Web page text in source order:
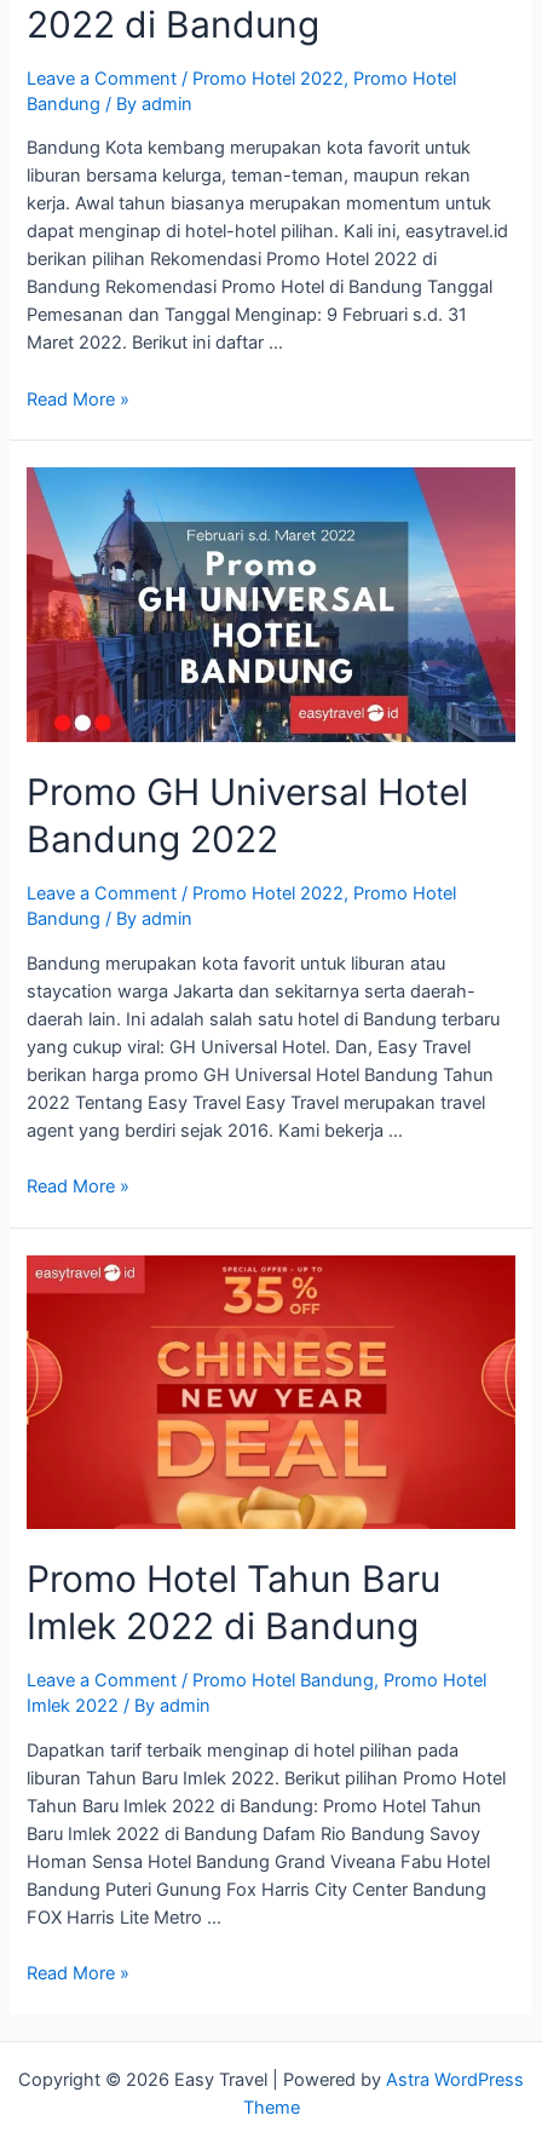
2022 di Bandung
Leave a Comment / Promo Hotel 2022, Promo Hotel
Bandung / Byadmin
Bandung Kota kembang merupakan kota favorit untuk
liburan bersama kelurga, teman-teman, maupun rekan
kerja. Awal tahun biasanya merupakan momentum untuk
dapat menginap di hotel-hotel pilihan. Kali ini, easytravel.id
berikan pilihan Rekomendasi Promo Hotel 2022 di
Bandung Rekomendasi Promo Hotel di Bandung Tanggal
Pemesanan dan Tanggal Menginap: 9 Februari s.d. 31
Maret 2022. Berikut ini daftar …
Rekomendasi
2022
Bandung
Read More »
Promo GH Universal Hotel
Bandung 2022
Leave a Comment / Promo Hotel 2022, Promo Hotel
Bandung / Byadmin
Bandung merupakan kota favorit untuk liburan atau
staycation warga Jakarta dan sekitarnya serta daerah-
daerah lain. Ini adalah salah satu hotel di Bandung terbaru
yang cukup viral: GH Universal Hotel. Dan, Easy Travel
berikan harga promo GH Universal Hotel Bandung Tahun
2022 Tentang Easy Travel Easy Travel merupakan travel
agent yang berdiri sejak 2016. Kami bekerja …
Promo
Hotel
Bandung
Read More »
Promo Hotel Tahun Baru
Imlek 2022 di Bandung
Leave a Comment / Promo Hotel Bandung, Promo Hotel
Imlek 2022 / Byadmin
Dapatkan tarif terbaik menginap di hotel pilihan pada
liburan Tahun Baru Imlek 2022. Berikut pilihan Promo Hotel
Tahun Baru Imlek 2022 di Bandung: Promo Hotel Tahun
Baru Imlek 2022 di Bandung Dafam Rio Bandung Savoy
Homan Sensa Hotel Bandung Grand Viveana Fabu Hotel
Bandung Puteri Gunung Fox Harris City Center Bandung
FOX Harris Lite Metro …
Promo
Imlek
Read More »
Copyright © 2026 Easy Travel | Powered by Astra WordPress
Theme